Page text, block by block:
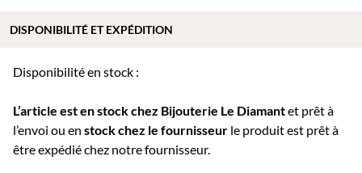
Disponibilité en stock :
L’article est en stock chez Bijouterie Le Diamantet prêt à
l’envoi ou en stock chez le fournisseur le produit est prêt à
être expédié chez notre fournisseur.
DISPONIBILITÉ ET EXPÉDITION